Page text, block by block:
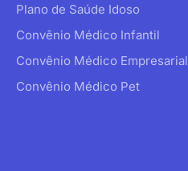
Plano de Saúde Idoso
Convênio Médico Infantil
Convênio Médico Empresarial
Convênio Médico Pet